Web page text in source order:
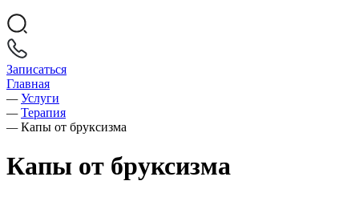
Записаться
Главная
— Услуги
— Терапия
— Капы от бруксизма
Капы от бруксизма